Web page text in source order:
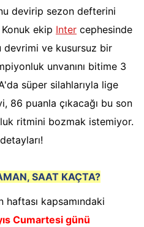
devirip sezon defterini
ekip Inter cephesinde
devrimi ve kusursuz bir
unvanını bitime 3
süper silahlarıyla lige
86 puanla çıkacağı bu son
ritmini bozmak istemiyor.
SAAT KAÇTA?
haftası kapsamındaki
Cumartesi günü